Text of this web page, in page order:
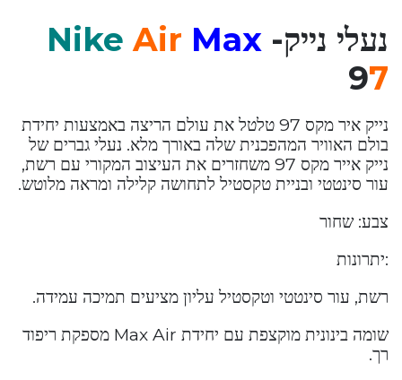
נעלי נייק- Nike Air Max
97
נייק איר מקס 97 טלטל את עולם הריצה באמצעות יחידת
בולם האוויר המהפכנית שלה באורך מלא. נעלי גברים של
נייק אייר מקס 97 משחזרים את העיצוב המקורי עם רשת,
עור סינטטי ובניית טקסטיל לתחושה קלילה ומראה מלוטש.
צבע: שחור
:יתרונות
רשת, עור סינטטי וטקסטיל עליון מציעים תמיכה עמידה.
שומה בינונית מוקצפת עם יחידת Max Air מספקת ריפוד
רך.